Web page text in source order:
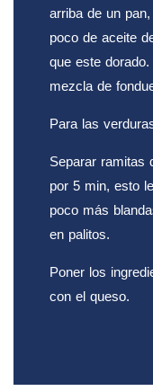
arriba de un
poco de aceite
que este
mezcla de
Para las
Separar ramitas
por 5 min, esto
poco más
en palitos.
Poner los
con el queso.